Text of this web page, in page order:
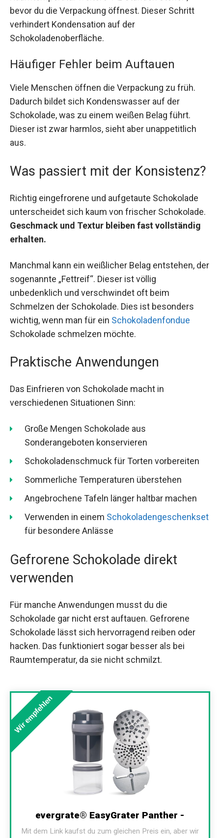
bevor du die Verpackung öffnest. Dieser Schritt
verhindert Kondensation auf der
Schokoladenoberfläche.
Häufiger Fehler beim Auftauen
Viele Menschen öffnen die Verpackung zu früh.
Dadurch bildet sich Kondenswasser auf der
Schokolade, was zu einem weißen Belag führt.
Dieser ist zwar harmlos, sieht aber unappetitlich
aus.
Was passiert mit der Konsistenz?
Richtig eingefrorene und aufgetaute Schokolade
unterscheidet sich kaum von frischer Schokolade.
Geschmack und Textur bleiben fast vollständig
erhalten.
Manchmal kann ein weißlicher Belag entstehen, der
sogenannte „Fettreif“. Dieser ist völlig
unbedenklich und verschwindet oft beim
Schmelzen der Schokolade. Dies ist besonders
wichtig, wenn man für ein Schokoladenfondue
Schokolade schmelzen möchte.
Praktische Anwendungen
Das Einfrieren von Schokolade macht in
verschiedenen Situationen Sinn:
Große Mengen Schokolade aus
Sonderangeboten konservieren
Schokoladenschmuck für Torten vorbereiten
Sommerliche Temperaturen überstehen
Angebrochene Tafeln länger haltbar machen
Verwenden in einem Schokoladengeschenkset
für besondere Anlässe
Gefrorene Schokolade direkt
verwenden
Für manche Anwendungen musst du die
Schokolade gar nicht erst auftauen. Gefrorene
Schokolade lässt sich hervorragend reiben oder
hacken. Das funktioniert sogar besser als bei
Raumtemperatur, da sie nicht schmilzt.
Wir empfehlen
evergrate® EasyGrater Panther -
Mit dem Link kaufst du zum gleichen Preis ein, aber wir